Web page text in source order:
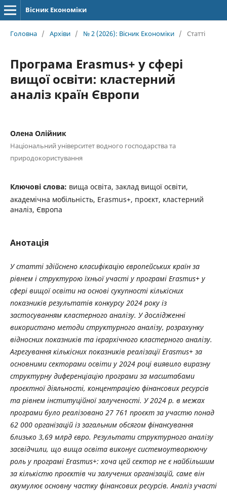
Вісник Економіки
Головна / Архіви / № 2 (2026): Вісник Економіки / Статті
Програма Erasmus+ у сфері
вищої освіти: кластерний
аналіз країн Європи
Олена Олійник
Національний університет водного господарства та
природокористування
Ключові слова: вища освіта, заклад вищої освіти,
академічна мобільність, Erasmus+, проєкт, кластерний
аналіз, Європа
Анотація
У статті здійснено класифікацію європейських країн за
рівнем і структурою їхньої участі у програмі Erasmus+ у
сфері вищої освіти на основі сукупності кількісних
показників результатів конкурсу 2024 року із
застосуванням кластерного аналізу. У дослідженні
використано методи структурного аналізу, розрахунку
відносних показників та ієрархічного кластерного аналізу.
Агрегування кількісних показників реалізації Erasmus+ за
основними секторами освіти у 2024 році виявило виразну
структурну диференціацію програми за масштабами
проєктної діяльності, концентрацією фінансових ресурсів
та рівнем інституційної залученості. У 2024 р. в межах
програми було реалізовано 27 761 проєкт за участю понад
62 000 організацій із загальним обсягом фінансування
близько 3,69 млрд євро. Результати структурного аналізу
засвідчили, що вища освіта виконує системоутворюючу
роль у програмі Erasmus+: хоча цей сектор не є найбільшим
за кількістю проєктів чи залучених організацій, саме він
акумулює основну частку фінансових ресурсів. Аналіз участі